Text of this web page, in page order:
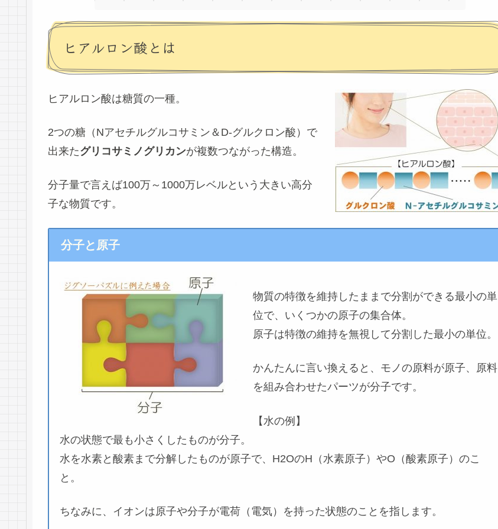
ヒアルロン酸とは
ヒアルロン酸は糖質の一種。
2つの糖（Nアセチルグルコサミン＆D-グルクロン酸）で
出来たグリコサミノグリカンが複数つながった構造。
分子量で言えば100万～1000万レベルという大きい高分
子な物質です。
分子と原子
物質の特徴を維持したままで分割ができる最小の単
位で、いくつかの原子の集合体。
原子は特徴の維持を無視して分割した最小の単位。
かんたんに言い換えると、モノの原料が原子、原料
を組み合わせたパーツが分子です。
【水の例】
水の状態で最も小さくしたものが分子。
水を水素と酸素まで分解したものが原子で、H2OのH（水素原子）やO（酸素原子）のこ
と。
ちなみに、イオンは原子や分子が電荷（電気）を持った状態のことを指します。